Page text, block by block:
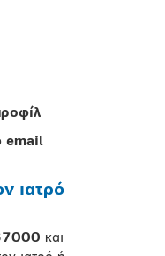
email
ιατρό
και